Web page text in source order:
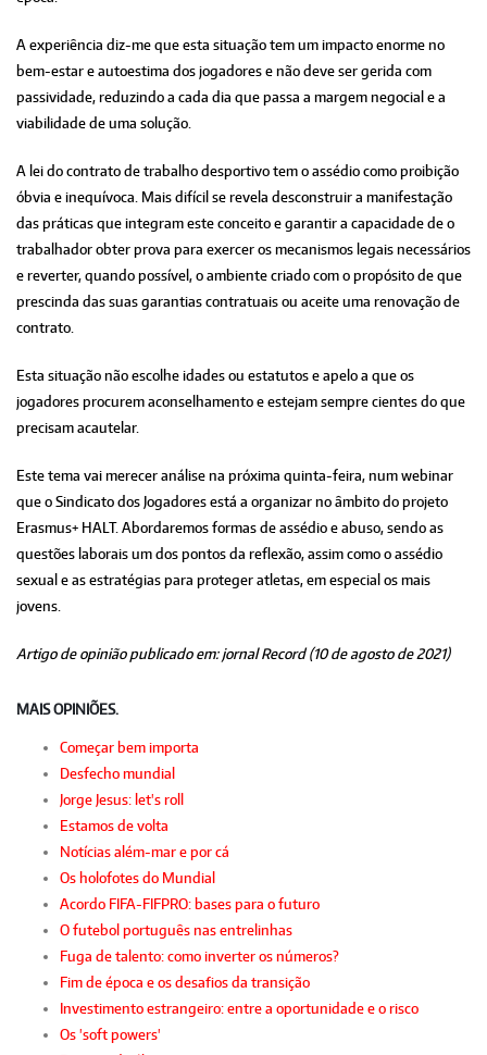
A experiência diz-me que esta situação tem um impacto enorme no
bem-estar e autoestima dos jogadores e não deve ser gerida com
passividade, reduzindo a cada dia que passa a margem negocial e a
viabilidade de uma solução.
A lei do contrato de trabalho desportivo tem o assédio como proibição
óbvia e inequívoca. Mais difícil se revela desconstruir a manifestação
das práticas que integram este conceito e garantir a capacidade de o
trabalhador obter prova para exercer os mecanismos legais necessários
e reverter, quando possível, o ambiente criado com o propósito de que
prescinda das suas garantias contratuais ou aceite uma renovação de
contrato.
Esta situação não escolhe idades ou estatutos e apelo a que os
jogadores procurem aconselhamento e estejam sempre cientes do que
precisam acautelar.
Este tema vai merecer análise na próxima quinta-feira, num webinar
que o Sindicato dos Jogadores está a organizar no âmbito do projeto
Erasmus+ HALT. Abordaremos formas de assédio e abuso, sendo as
questões laborais um dos pontos da reflexão, assim como o assédio
sexual e as estratégias para proteger atletas, em especial os mais
jovens.
Artigo de opinião publicado em: jornal Record (10 de agosto de 2021)
MAIS OPINIÕES.
Começar bem importa
Desfecho mundial
Jorge Jesus: let's roll
Estamos de volta
Notícias além-mar e por cá
Os holofotes do Mundial
Acordo FIFA-FIFPRO: bases para o futuro
O futebol português nas entrelinhas
Fuga de talento: como inverter os números?
Fim de época e os desafios da transição
Investimento estrangeiro: entre a oportunidade e o risco
Os 'soft powers'